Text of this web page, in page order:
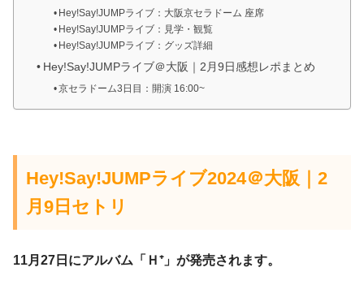
Hey!Say!JUMPライブ：大阪京セラドーム 座席
Hey!Say!JUMPライブ：見学・観覧
Hey!Say!JUMPライブ：グッズ詳細
Hey!Say!JUMPライブ＠大阪｜2月9日感想レポまとめ
京セラドーム3日目：開演 16:00~
Hey!Say!JUMPライブ2024＠大阪｜2
月9日セトリ
11月27日にアルバム「Ｈ⁺」が発売されます。